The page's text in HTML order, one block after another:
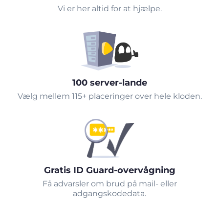
Vi er her altid for at hjælpe.
100 server-lande
Vælg mellem 115+ placeringer over hele kloden.
Gratis ID Guard-overvågning
Få advarsler om brud på mail- eller
adgangskodedata.